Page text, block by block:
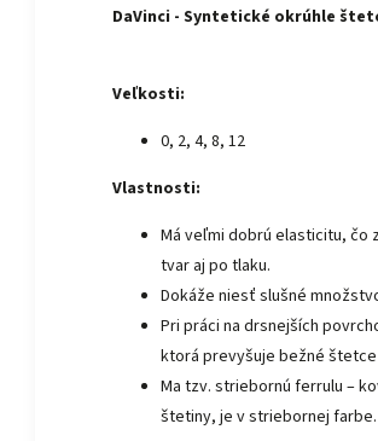
DaVinci - Syntetické okrúhle
Veľkosti:
0, 2, 4, 8, 12
Vlastnosti:
Má veľmi dobrú elasticitu, čo
tvar aj po tlaku.
Dokáže niesť slušné
Pri práci na drsnejších
ktorá prevyšuje bežné
Ma tzv. striebornú ferrulu –
štetiny, je v striebornej farbe.